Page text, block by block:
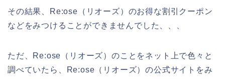
その結果、Re:ose（リオーズ）のお得な割引クーポン
などをみつけることができませんでした、、、
ただ、Re:ose（リオーズ）のことをネット上で色々と
調べていたら、Re:ose（リオーズ）の公式サイトをみ